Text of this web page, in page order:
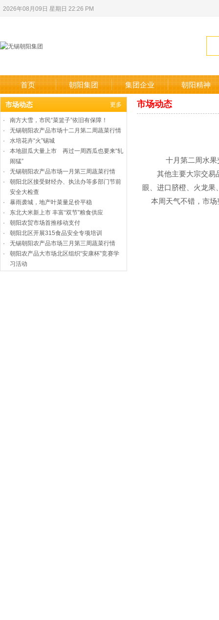
2026年08月09日 星期日 22:26 PM
首页 朝阳集团 集团企业 朝阳精神
市场动态
更多
·
南方大雪，市民“菜篮子”依旧有保障！
·
无锡朝阳农产品市场十二月第二周蔬菜行情
·
水培花卉“火”锡城
·
本地甜瓜大量上市 再过一周西瓜也要来“轧
闹猛”
·
无锡朝阳农产品市场一月第三周蔬菜行情
·
朝阳北区接受财经办、执法办等多部门节前
安全大检查
·
暴雨袭城，地产叶菜量足价平稳
·
东北大米新上市 丰富“双节”粮食供应
·
朝阳农贸市场首推移动支付
·
朝阳北区开展315食品安全专项培训
·
无锡朝阳农产品市场三月第三周蔬菜行情
·
朝阳农产品大市场北区组织“安康杯”竞赛学
习活动
市场动态
十月第二周水果交易
其他主要大宗交易品
眼、进口脐橙、火龙
本周天气不错，市场